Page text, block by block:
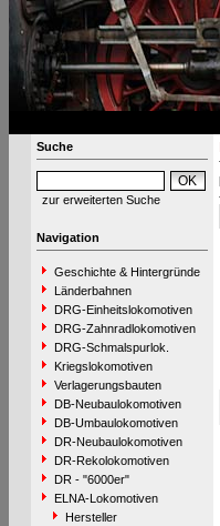
Suche
zur erweiterten Suche
Navigation
Geschichte & Hintergründe
Länderbahnen
DRG-Einheitslokomotiven
DRG-Zahnradlokomotiven
DRG-Schmalspurlok.
Kriegslokomotiven
Verlagerungsbauten
DB-Neubaulokomotiven
DB-Umbaulokomotiven
DR-Neubaulokomotiven
DR-Rekolokomotiven
DR - "6000er"
ELNA-Lokomotiven
Hersteller